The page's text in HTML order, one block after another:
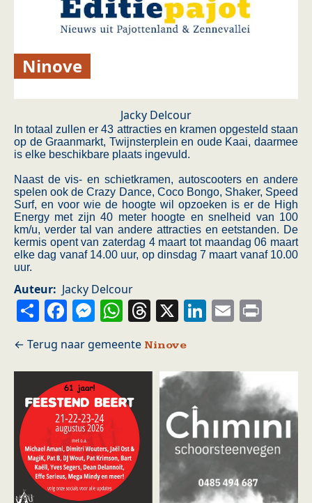
Ninove
Jacky Delcour
In totaal zullen er 43 attracties en kramen opgesteld staan
op de Graanmarkt, Twijnsterplein en oude Kaai, daarmee
is elke beschikbare plaats ingevuld.
Naast de vis- en schietkramen, autoscooters en andere
spelen ook de Crazy Dance, Coco Bongo, Shaker, Speed
Surf, en voor wie de hoogte wil opzoeken is er de High
Energy met zijn 40 meter hoogte en snelheid van 100
km/u, verder tal van andere attracties en eetstanden. De
kermis opent van zaterdag 4 maart tot maandag 06 maart
elke dag vanaf 14.00 uur, op dinsdag 7 maart vanaf 10.00
uur.
Auteur Jacky Delcour
ShareFacebook
Messenger
WhatsApp
Threads
X LinkedIn
Email
Ninove